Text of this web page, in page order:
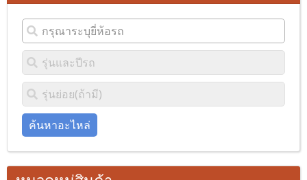
ค้นหาอะไหล่